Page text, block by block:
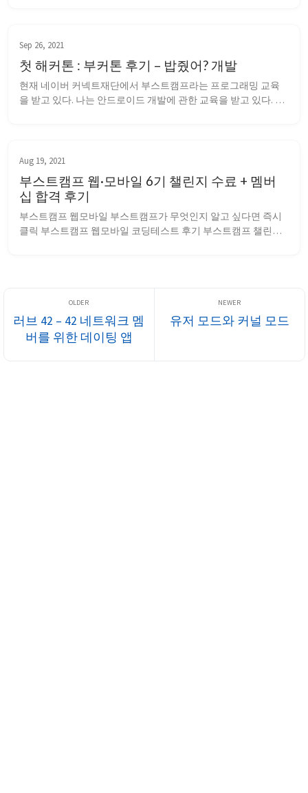
Sep 26, 2021
첫 해커톤 : 부커톤 후기 – 밥줬어? 개발
현재 네이버 커넥트재단에서 부스트캠프라는 프로그래밍 교육
을 받고 있다. 나는 안드로이드 개발에 관한 교육을 받고 있다. 추
은 인원들을 위해 부커톤이라는 해커톤 ...
Aug 19, 2021
부스트캠프 웹·모바일 6기 챌린지 수료 + 멤버
십 합격 후기
부스트캠프 웹모바일 부스트캠프가 무엇인지 알고 싶다면 즉시
클릭 부스트캠프 웹모바일 코딩테스트 후기 부스트캠프 챌린지
러브 42 – 42 네트워크 멤
버를 위한 데이팅 앱
유저 모드와 커널 모드